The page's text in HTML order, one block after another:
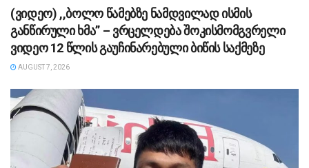
(ვიდეო) ,,ბოლო წამებზე ნამდვილად ისმის
განწირული ხმა” – ვრცელდება შოკისმომგვრელი
ვიდეო 12 წლის გაუჩინარებული ბიწის საქმეზე
AUGUST 7, 2026